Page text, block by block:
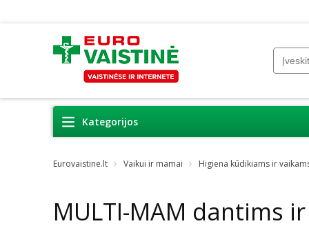
Kategorijos
Eurovaistine.lt Vaikui ir mamai Higiena kūdikiams ir
MULTI-MAM dantims